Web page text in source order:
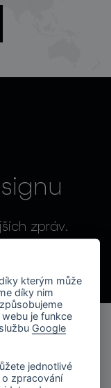
zpráv.
údajů.
kterým může
díky nim
je funkce
Google
jednotlivé
zpracování